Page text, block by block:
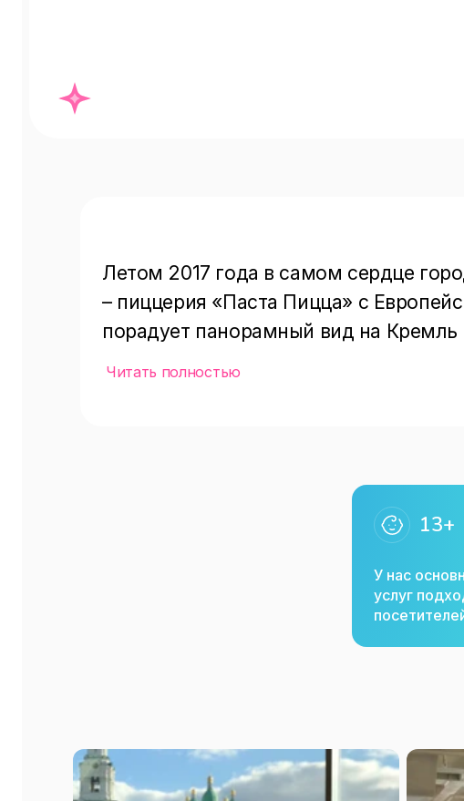
Летом 2017 года в самом сердце
– пиццерия «Паста Пицца» с
порадует панорамный вид на Кремль
стилем LOFT выполненный в
Читать полностью
13+
У нас
услуг